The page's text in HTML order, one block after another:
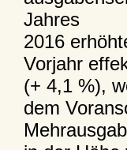
Jahres
2016
Vorjahr
(+ 4,1 %),
dem